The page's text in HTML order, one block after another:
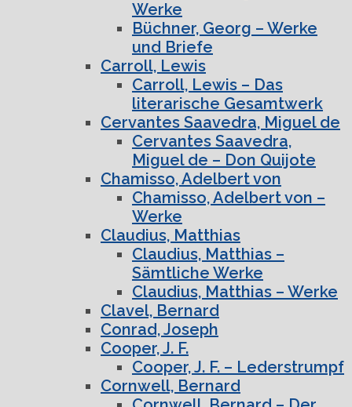
Werke
Büchner, Georg – Werke
und Briefe
Carroll, Lewis
Carroll, Lewis – Das
literarische Gesamtwerk
Cervantes Saavedra, Miguel de
Cervantes Saavedra,
Miguel de – Don Quijote
Chamisso, Adelbert von
Chamisso, Adelbert von –
Werke
Claudius, Matthias
Claudius, Matthias –
Sämtliche Werke
Claudius, Matthias – Werke
Clavel, Bernard
Conrad, Joseph
Cooper, J. F.
Cooper, J. F. – Lederstrumpf
Cornwell, Bernard